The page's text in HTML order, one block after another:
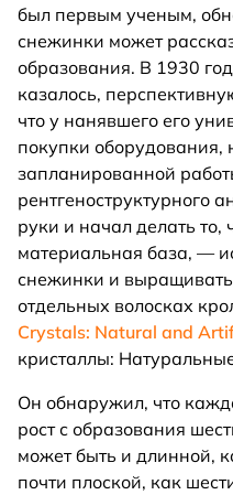
был первым ученым,
снежинки может
образования. В 1930
казалось,
что у нанявшего его
покупки оборудования,
запланированной
рентгеноструктурного
руки и начал делать то,
материальная база, —
снежинки и
отдельных волосках
Crystals: Natural and
кристаллы:
Он обнаружил, что
рост с образования
может быть и длинной,
почти плоской, как